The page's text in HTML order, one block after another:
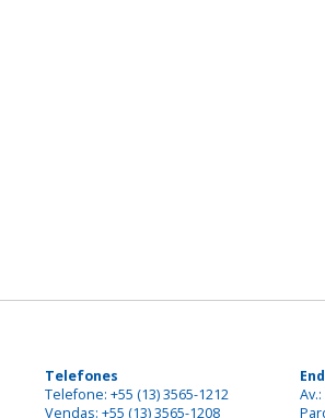
Telefones
Telefone: +55 (13) 3565-1212
Vendas: +55 (13) 3565-1208